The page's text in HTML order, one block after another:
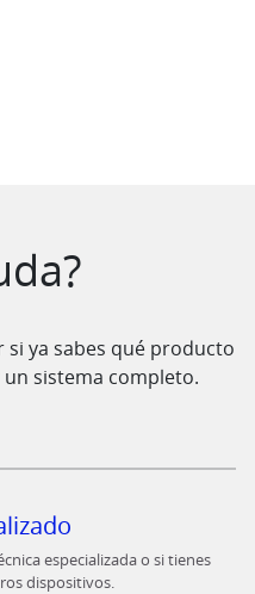
ya sabes qué producto
sistema completo.
especializada o si tienes
dispositivos.